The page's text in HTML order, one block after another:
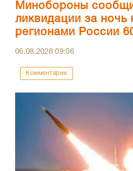
Минобороны
ликвидации за ночь
регионами России
06.08.202609:06
Комментарии